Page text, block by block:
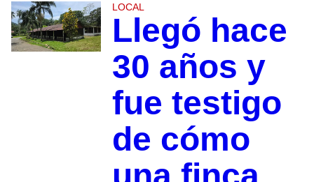
LOCAL
Llegó hace
30 años y
fue testigo
de cómo